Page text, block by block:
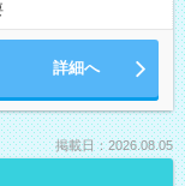
詳細へ
掲載日：2026.08.05